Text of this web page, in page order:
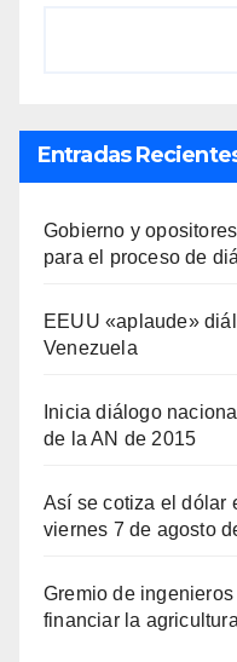
Entradas
Gobierno y
para el proceso de
EEUU «aplaude»
Venezuela
Inicia diálogo
de la AN de 2015
Así se cotiza el dólar
viernes 7 de agosto
Gremio de
financiar la